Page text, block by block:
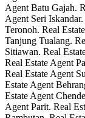
Agent Batu Gajah.
Agent Seri
Teronoh. Real
Tanjung Tualang.
Sitiawan. Real
Real Estate Agent
Real Estate Agent
Estate Agent
Estate Agent
Agent Parit. Real